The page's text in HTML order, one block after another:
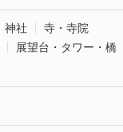
神社
寺・寺院
展望台・タワー・橋